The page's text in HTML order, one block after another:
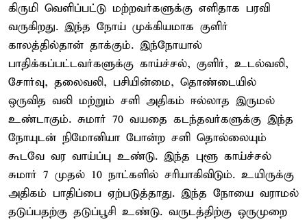
கிருமி வெளிப்பட்டு மற்றவர்களுக்கு எளிதாக பரவி
வருகிறது. இந்த நோய் முக்கியமாக குளிர்
காலத்தில்தான் தாக்கும். இந்நோயால்
பாதிக்கப்பட்டவர்களுக்கு காய்ச்சல், குளிர், உடல்வலி,
சோர்வு, தலைவலி, பசியின்மை, தொண்டையில்
ஒருவித வலி மற்றும் சளி அதிகம் ஈல்லாத இருமல்
உண்டாகும். சுமார் 70 வயதை கடந்தவர்களுக்கு இந்த
நோயுடன் நிமோனியா போன்ற சளி தொல்லையும்
கூடவே வர வாய்ப்பு உண்டு. இந்த புளூ காய்ச்சல்
சுமார் 7 முதல் 10 நாட்களில் சரியாகிவிடும். உயிருக்கு
அதிகம் பாதிப்பை ஏற்படுத்தாது. இந்த நோயை வராமல்
தடுப்பதற்கு தடுப்பூசி உண்டு. வருடத்திற்கு ஒருமுறை